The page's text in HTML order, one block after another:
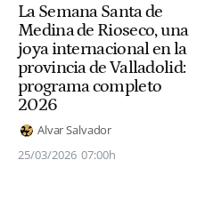
La Semana Santa de
Medina de Rioseco, una
joya internacional en la
provincia de Valladolid:
programa completo
2026
Alvar Salvador
25/03/2026 07:00h